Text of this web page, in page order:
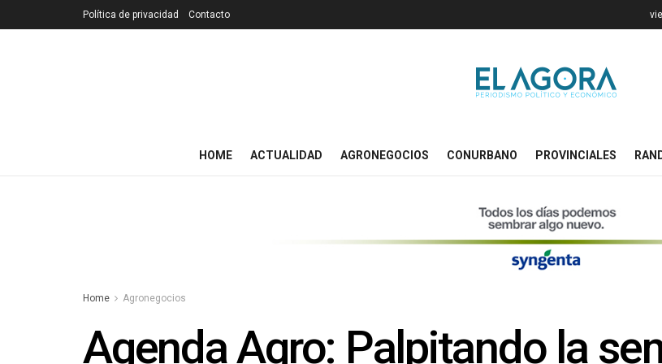
Política de privacidad Contacto
HOME ACTUALIDAD AGRONEGOCIOS CONURBANO PROVINCIALES
Home Agronegocios
Agenda Agro: Palpitando la